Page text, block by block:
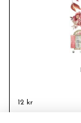
12 kr